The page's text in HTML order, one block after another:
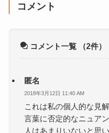
コメント
コメント一覧 （2件）
匿名
2018年3月12日 11:40 AM
これは私の個人的な見
言葉に否定的なニュア
人はあまりいないと思い